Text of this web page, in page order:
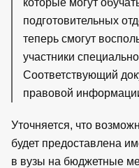
которые могут
подготовительных
теперь смогут
участники
Соответствующий
правовой
Уточняется, что
будет предоставлена
в вузы на бюджетные